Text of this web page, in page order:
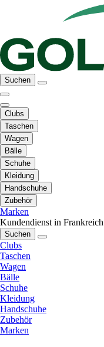
Suchen
Clubs
Taschen
Wagen
Bälle
Schuhe
Kleidung
Handschuhe
Zubehör
Marken
Kundendienst in Frankreich
Suchen
Clubs
Taschen
Wagen
Bälle
Schuhe
Kleidung
Handschuhe
Zubehör
Marken